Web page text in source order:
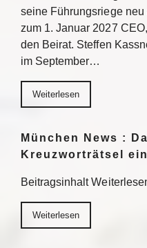
seine Führungsriege
zum 1. Januar 2027
den Beirat. Steffen
im September…
Weiterlesen
München News :
Kreuzworträtsel
Beitragsinhalt
Weiterlesen